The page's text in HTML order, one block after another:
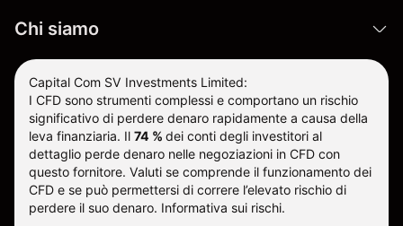
Chi siamo
Capital Com SV Investments Limited:
I CFD sono strumenti complessi e comportano un rischio
significativo di perdere denaro rapidamente a causa della
leva finanziaria. Il 74 % dei conti degli investitori al
dettaglio perde denaro nelle negoziazioni in CFD con
questo fornitore. Valuti se comprende il funzionamento dei
CFD e se può permettersi di correre l’elevato rischio di
perdere il suo denaro. Informativa sui rischi.